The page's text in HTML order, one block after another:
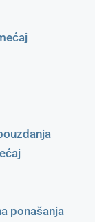
ponašanja